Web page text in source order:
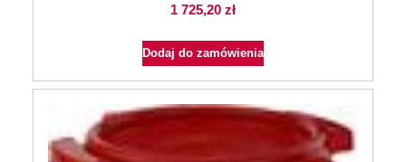
1 725,20 zł
Dodaj do zamówienia